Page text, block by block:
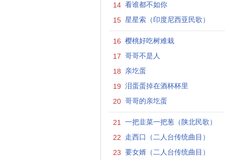
14 看谁都不如你
15 星星索（印度尼西亚民歌）
16 樱桃好吃树难栽
17 哥哥不是人
18 亲圪蛋
19 泪蛋蛋掉在酒杯杯里
20 哥哥的亲圪蛋
21 一把韭菜一把葱（陕北民歌）
22 走西口（二人台传统曲目）
23 要女婿（二人台传统曲目）